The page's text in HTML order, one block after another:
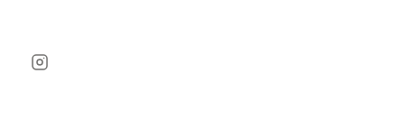
Instagram